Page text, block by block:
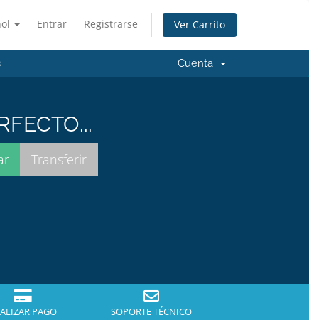
Entrar Registrarse Ver Carrito
Cuenta
PAGO SOPORTE TÉCNICO